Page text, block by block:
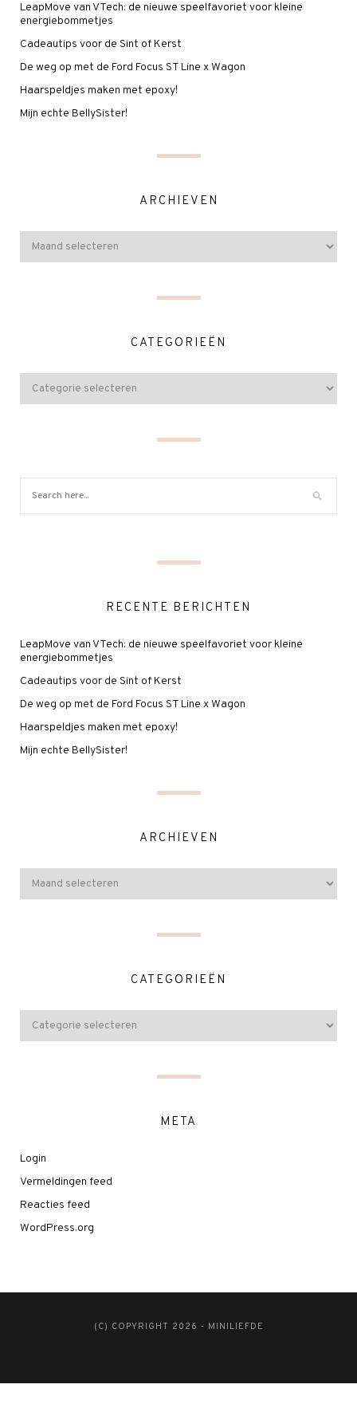
LeapMove van VTech: de nieuwe speelfavoriet voor kleine
energiebommetjes
Cadeautips voor de Sint of Kerst
De weg op met de Ford Focus ST Line x Wagon
Haarspeldjes maken met epoxy!
Mijn echte BellySister!
ARCHIEVEN
CATEGORIEËN
RECENTE BERICHTEN
LeapMove van VTech: de nieuwe speelfavoriet voor kleine
energiebommetjes
Cadeautips voor de Sint of Kerst
De weg op met de Ford Focus ST Line x Wagon
Haarspeldjes maken met epoxy!
Mijn echte BellySister!
ARCHIEVEN
CATEGORIEËN
META
Login
Vermeldingen feed
Reacties feed
WordPress.org
(C) COPYRIGHT 2026 - MINILIEFDE